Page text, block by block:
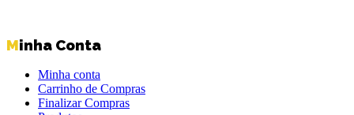
Minha Conta
Minha conta
Carrinho de Compras
Finalizar Compras